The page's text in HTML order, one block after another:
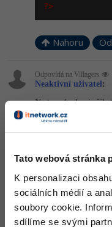
Tato webová stránka
K personalizaci
sociálních médií a
soubory cookie.
sdílíme se svými
?>
Nahoru
Odpovídá na ­Villagers
Neaktivní uživatel:
Na to nebudu nic
Nahoru
Odpovídá na ­Villagers
Především se nauč
uvozovek. Na tento
nám to hlásí chyby. A
Nevidím tam nikde